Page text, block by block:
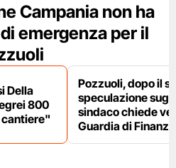
Campania non ha
emergenza per il
Della
800
cantiere"
Pozzuoli, dopo il
speculazione
sindaco chiede
Guardia di Finanza